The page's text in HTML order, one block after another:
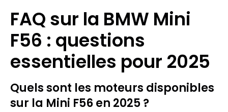
FAQ sur la BMW Mini
F56 : questions
essentielles pour 2025
Quels sont les moteurs disponibles
sur la Mini F56 en 2025 ?